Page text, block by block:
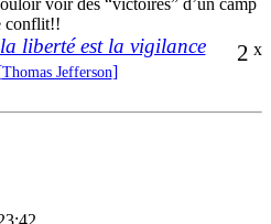
conflit!!
2 x
liberté est la vigilance
Thomas Jefferson]